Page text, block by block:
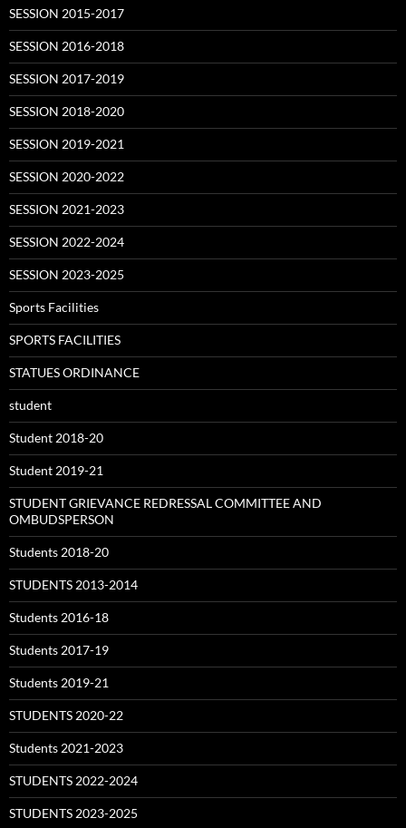
SESSION 2015-2017
SESSION 2016-2018
SESSION 2017-2019
SESSION 2018-2020
SESSION 2019-2021
SESSION 2020-2022
SESSION 2021-2023
SESSION 2022-2024
SESSION 2023-2025
Sports Facilities
SPORTS FACILITIES
STATUES ORDINANCE
student
Student 2018-20
Student 2019-21
STUDENT GRIEVANCE REDRESSAL COMMITTEE AND
OMBUDSPERSON
Students 2018-20
STUDENTS 2013-2014
Students 2016-18
Students 2017-19
Students 2019-21
STUDENTS 2020-22
Students 2021-2023
STUDENTS 2022-2024
STUDENTS 2023-2025